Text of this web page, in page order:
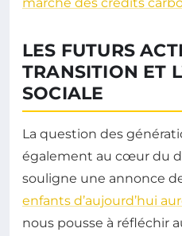
LES FUTURS
TRANSITION ET
SOCIALE
La question des
également au cœur du
souligne une annonce
enfants d’aujourd’hui
nous pousse à réfléchir